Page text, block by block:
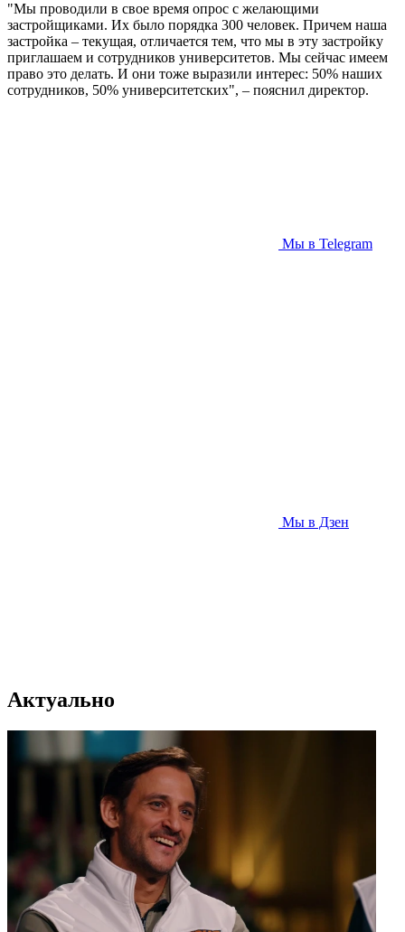
"Мы проводили в свое время опрос с желающими
застройщиками. Их было порядка 300 человек. Причем наша
застройка – текущая, отличается тем, что мы в эту застройку
приглашаем и сотрудников университетов. Мы сейчас имеем
право это делать. И они тоже выразили интерес: 50% наших
сотрудников, 50% университетских", – пояснил директор.
Мы в Telegram
Мы в Дзен
Актуально